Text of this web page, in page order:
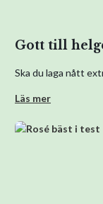
Gott till
Ska du laga nått
Läs mer